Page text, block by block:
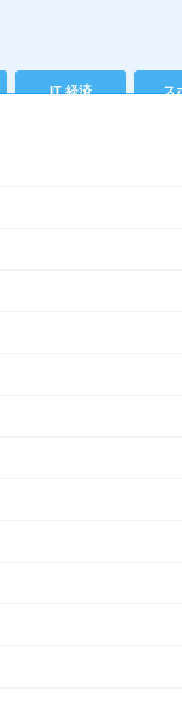
IT 経済 ス